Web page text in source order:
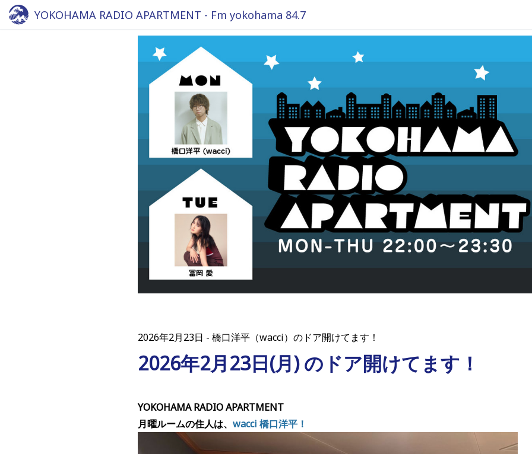
YOKOHAMA RADIO APARTMENT - Fm yokohama 84.7
2026年2月23日 橋口洋平（wacci）のドア開けてます！
2026年2月23日(月) のドア開けてます！
YOKOHAMA RADIO APARTMENT
月曜ルームの住人は、 wacci 橋口洋平！